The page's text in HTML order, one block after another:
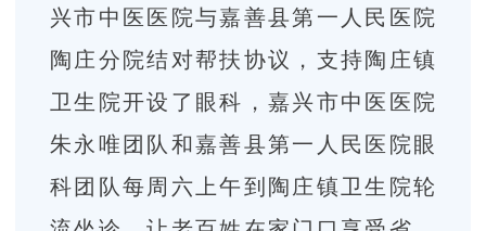
兴市中医医院与嘉善县第一人民医院
陶庄分院结对帮扶协议，支持陶庄镇
卫生院开设了眼科，嘉兴市中医医院
朱永唯团队和嘉善县第一人民医院眼
科团队每周六上午到陶庄镇卫生院轮